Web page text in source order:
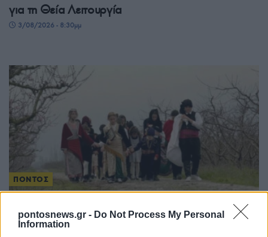
pontosnews.gr - Do Not Process My Personal
Information
για τη Θεία Λειτουργία
3/08/2026 - 8:30μμ
ΠΟΝΤΟΣ
ταινία για τη Γενοκτονία των Ποντίων